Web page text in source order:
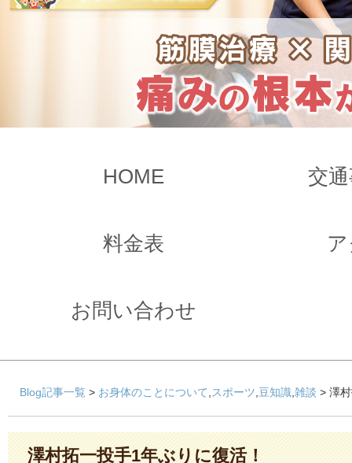
HOME 交
料金表
お問い合わせ
Blog記事一覧 > お身体のことについて スポーツ 豆知識 雑談 > 澤
澤村拓一投手1年ぶりに復活！